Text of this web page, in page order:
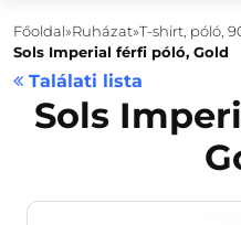
Főoldal Ruházat T-shirt, póló,
Sols Imperial férfi póló, Gold
Találati lista
Sols